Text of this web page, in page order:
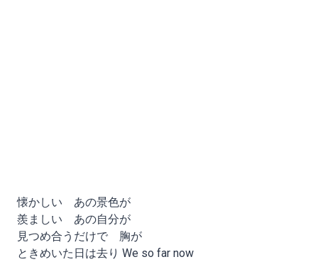
懐かしい あの景色が
羨ましい あの自分が
見つめ合うだけで 胸が
ときめいた日は去り We so far now